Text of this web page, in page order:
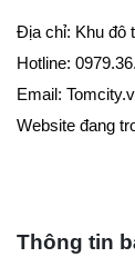
Địa chỉ: Khu đô
Hotline:
Email:
Website đang
Thông tin